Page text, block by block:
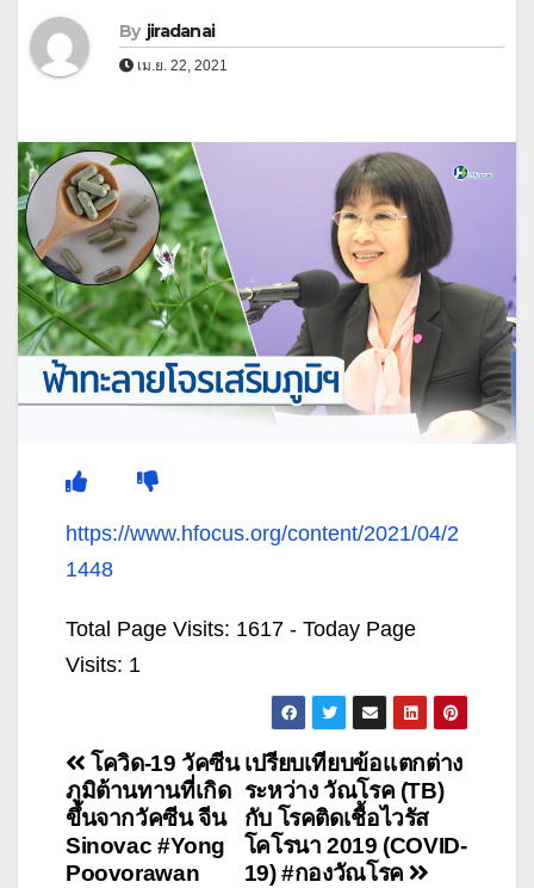
By jiradanai
เม.ย. 22, 2021
https://www.hfocus.org/content/2021/04/2
1448
Total Page Visits: 1617 - Today Page
Visits: 1
แนะแนว
เรื่อง
เปรียบเทียบข้อเเตกต่าง
ระหว่าง วัณโรค (TB)
กับ โรคติดเชื้อไวรัส
โคโรนา 2019 (COVID-
19) #กองวัณโรค
โควิด-19 วัคซีน
ภูมิต้านทานที่เกิด
ขึ้นจากวัคซีน จีน
Sinovac #Yong
Poovorawan